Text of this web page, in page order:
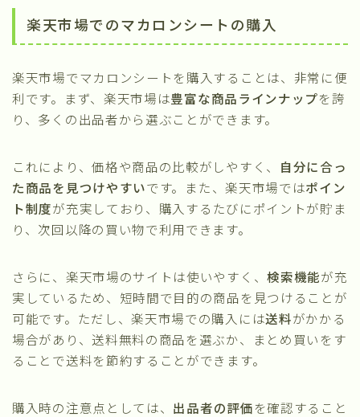
楽天市場でのマカロンシートの購入
楽天市場でマカロンシートを購入することは、非常に便
利です。まず、楽天市場は豊富な商品ラインナップを誇
り、多くの出品者から選ぶことができます。
これにより、価格や商品の比較がしやすく、 自分に合っ
た商品を見つけやすいです。また、楽天市場ではポイン
ト制度が充実しており、購入するたびにポイントが貯ま
り、次回以降の買い物で利用できます。
さらに、楽天市場のサイトは使いやすく、検索機能が充
実しているため、短時間で目的の商品を見つけることが
可能です。ただし、楽天市場での購入には送料がかかる
場合があり、送料無料の商品を選ぶか、まとめ買いをす
ることで送料を節約することができます。
購入時の注意点としては、 出品者の評価を確認すること